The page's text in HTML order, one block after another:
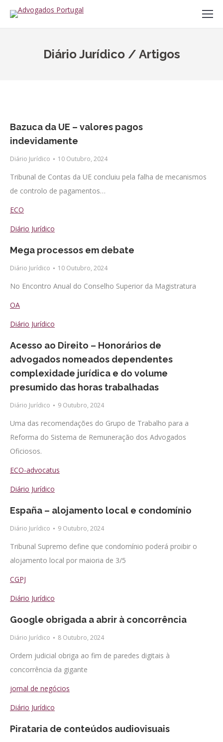
Diário Jurídico / Artigos
Bazuca da UE – valores pagos
indevidamente
Diário Jurídico 10 Outubro, 2024
Tribunal de Contas da UE concluiu pela falha de mecanismos
de controlo de pagamentos…
ECO
Diário Jurídico
Mega processos em debate
Diário Jurídico 10 Outubro, 2024
No Encontro Anual do Conselho Superior da Magistratura
OA
Diário Jurídico
Acesso ao Direito – Honorários de
advogados nomeados dependentes
complexidade jurídica e do volume
presumido das horas trabalhadas
Diário Jurídico 9 Outubro, 2024
Uma das recomendações do Grupo de Trabalho para a
Reforma do Sistema de Remuneração dos Advogados
Oficiosos.
ECO-advocatus
Diário Jurídico
España – alojamento local e condomínio
Diário Jurídico 9 Outubro, 2024
Tribunal Supremo define que condomínio poderá proibir o
alojamento local por maioria de 3/5
CGPJ
Diário Jurídico
Google obrigada a abrir à concorrência
Diário Jurídico 8 Outubro, 2024
Ordem judicial obriga ao fim de paredes digitais à
concorrência da gigante
jornal de negócios
Diário Jurídico
Pirataria de conteúdos audiovisuais